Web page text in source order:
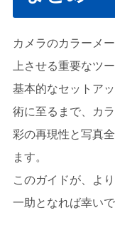
カメラのカラーメ
上させる重要なツ
基本的なセットア
術に至るまで、カ
彩の再現性と写真
ます。
このガイドが、よ
一助となれば幸いで